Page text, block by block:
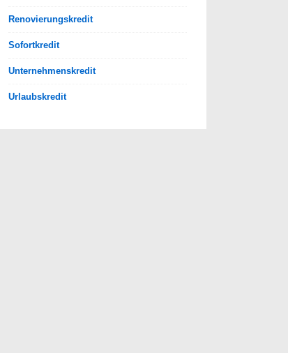
Renovierungskredit
Sofortkredit
Unternehmenskredit
Urlaubskredit